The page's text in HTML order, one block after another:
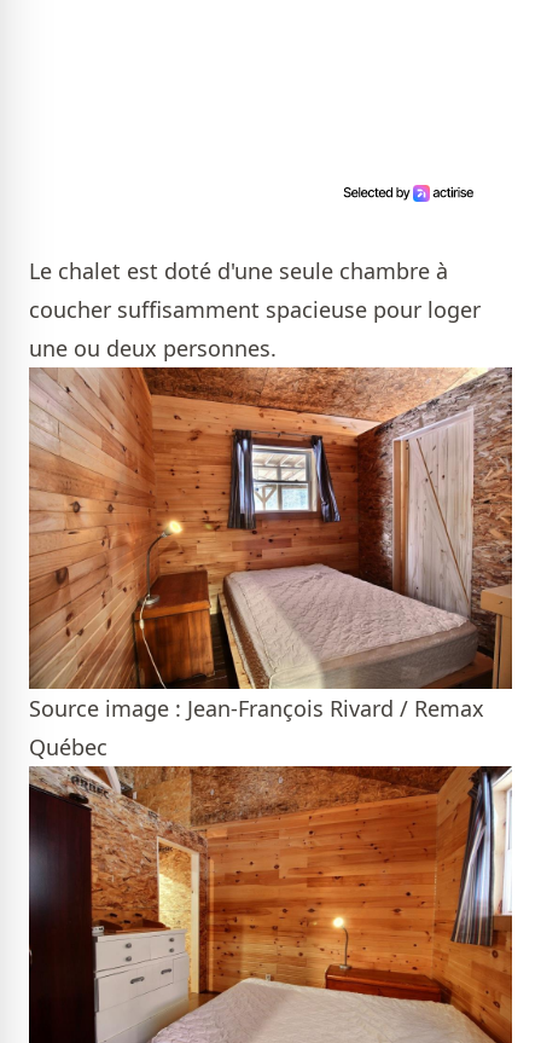
Le chalet est doté d'une seule chambre à
coucher suffisamment spacieuse pour loger
une ou deux personnes.
Source image : Jean-François Rivard / Remax
Québec